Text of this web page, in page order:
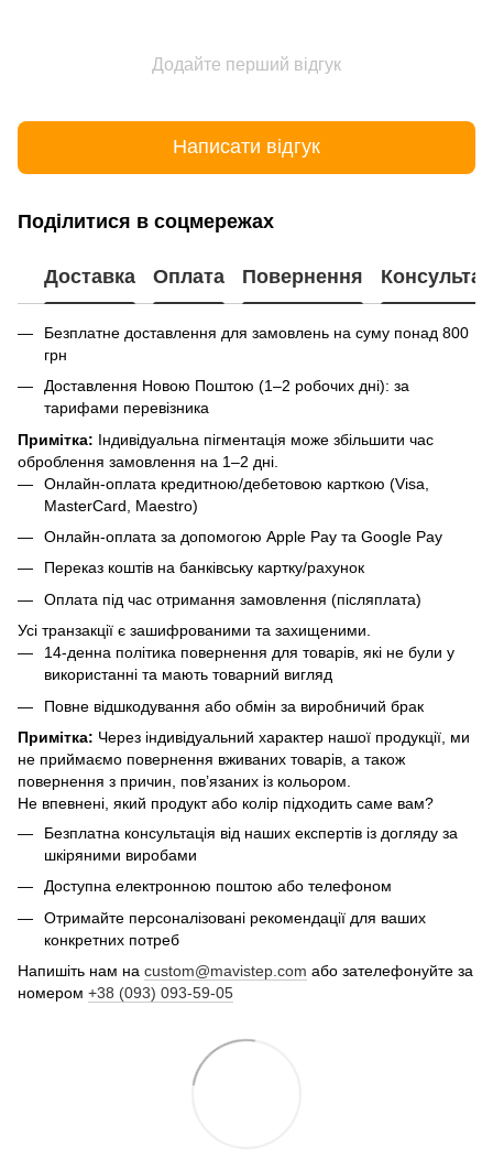
Додайте перший відгук
Написати відгук
Поділитися в соцмережах
Доставка Оплата Повернення
Безплатне доставлення для замовлень на суму понад 800
грн
Доставлення Новою Поштою (1–2 робочих дні): за
тарифами перевізника
Примітка: Індивідуальна пігментація може збільшити час
оброблення замовлення на 1–2 дні.
Онлайн-оплата кредитною/дебетовою карткою (Visa,
MasterCard, Maestro)
Онлайн-оплата за допомогою Apple Pay та Google Pay
Переказ коштів на банківську картку/рахунок
Оплата під час отримання замовлення (післяплата)
Усі транзакції є зашифрованими та захищеними.
14-денна політика повернення для товарів, які не були у
використанні та мають товарний вигляд
Повне відшкодування або обмін за виробничий брак
Примітка: Через індивідуальний характер нашої продукції, ми
не приймаємо повернення вживаних товарів, а також
повернення з причин, пов’язаних із кольором.
Не впевнені, який продукт або колір підходить саме вам?
Безплатна консультація від наших експертів із догляду за
шкіряними виробами
Доступна електронною поштою або телефоном
Отримайте персоналізовані рекомендації для ваших
конкретних потреб
Напишіть нам на custom@mavistep.com або зателефонуйте за
номером +38 (093) 093-59-05